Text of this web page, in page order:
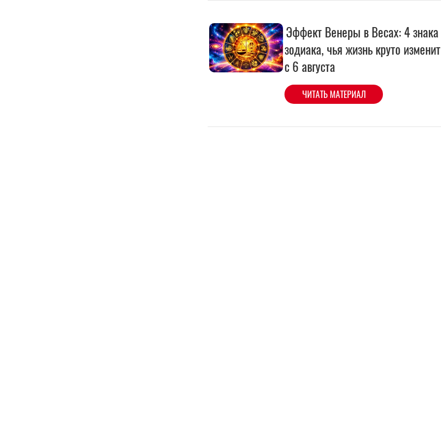
Эффект Венеры в Весах: 4 знака
зодиака, чья жизнь круто
с 6 августа
ЧИТАТЬ МАТЕРИАЛ